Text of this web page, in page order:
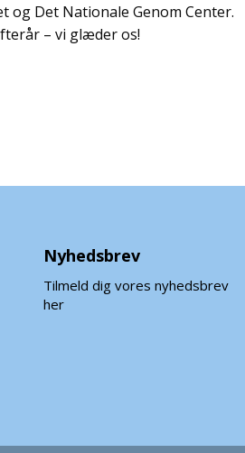
Det Nationale Genom Center.
– vi glæder os!
Nyhedsbrev
Tilmeld dig vores nyhedsbrev
her